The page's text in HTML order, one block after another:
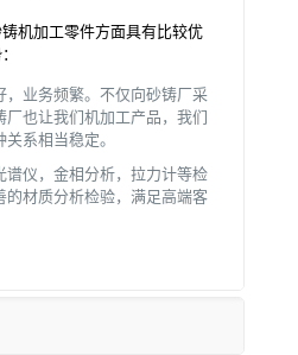
机加工零件方面具有比较优
，业务频繁。不仅向砂铸厂采
厂也让我们机加工产品，我们
系相当稳定。
谱仪，金相分析，拉力计等检
的材质分析检验，满足高端客